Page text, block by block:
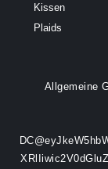
Kissen
Plaids
Allgemeine